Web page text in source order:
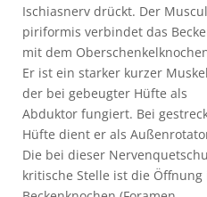
Ischiasnerv drückt. Der
piriformis verbindet das
mit dem
Er ist ein starker kurzer
der bei gebeugter Hüfte als
Abduktor fungiert. Bei
Hüfte dient er als
Die bei dieser
kritische Stelle ist die Öffnung